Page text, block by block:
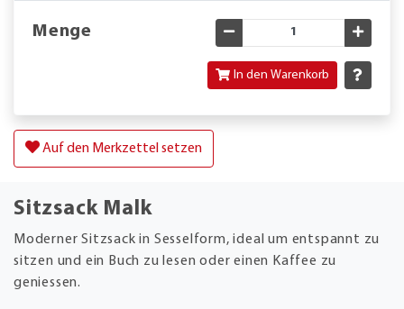
Menge Gewünschte Menge
In den Warenkorb
Auf den Merkzettel setzen
Sitzsack Malk
Moderner Sitzsack in Sesselform, ideal um entspannt zu
sitzen und ein Buch zu lesen oder einen Kaffee zu
geniessen.